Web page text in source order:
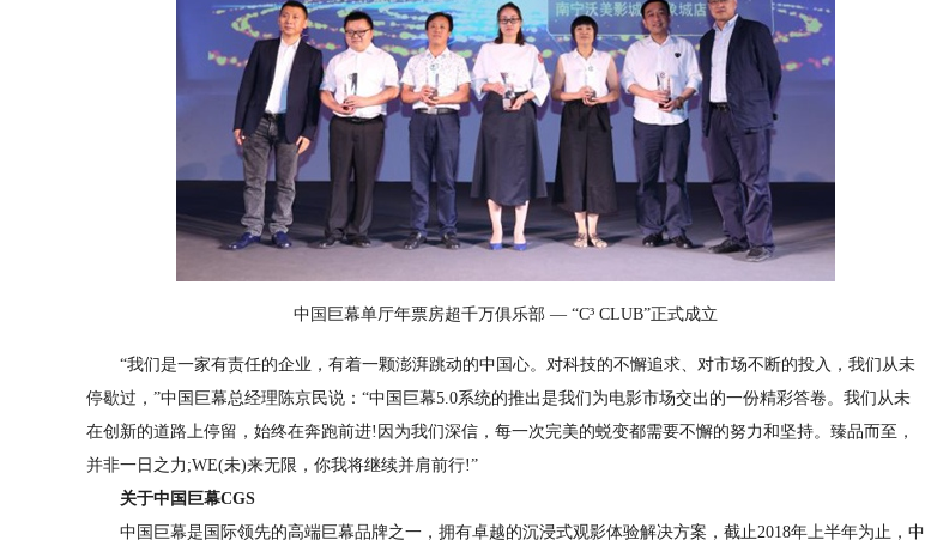
中国巨幕单厅年票房超千万俱乐部 — “C³ CLUB”正式成立
“我们是一家有责任的企业，有着一颗澎湃跳动的中国心。对科技的不懈追求、对市场不断的投入，我们从未
停歇过，”中国巨幕总经理陈京民说：“中国巨幕5.0系统的推出是我们为电影市场交出的一份精彩答卷。我们从未
在创新的道路上停留，始终在奔跑前进!因为我们深信，每一次完美的蜕变都需要不懈的努力和坚持。臻品而至，
并非一日之力;WE(未)来无限，你我将继续并肩前行!”
关于中国巨幕CGS
中国巨幕是国际领先的高端巨幕品牌之一，拥有卓越的沉浸式观影体验解决方案，截止2018年上半年为止，中